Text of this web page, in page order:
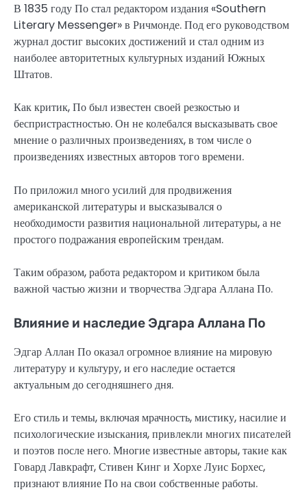
В 1835 году По стал редактором издания «Southern
Literary Messenger» в Ричмонде. Под его руководством
журнал достиг высоких достижений и стал одним из
наиболее авторитетных культурных изданий Южных
Штатов.
Как критик, По был известен своей резкостью и
беспристрастностью. Он не колебался высказывать свое
мнение о различных произведениях, в том числе о
произведениях известных авторов того времени.
По приложил много усилий для продвижения
американской литературы и высказывался о
необходимости развития национальной литературы, а не
простого подражания европейским трендам.
Таким образом, работа редактором и критиком была
важной частью жизни и творчества Эдгара Аллана По.
Влияние и наследие Эдгара Аллана По
Эдгар Аллан По оказал огромное влияние на мировую
литературу и культуру, и его наследие остается
актуальным до сегодняшнего дня.
Его стиль и темы, включая мрачность, мистику, насилие и
психологические изыскания, привлекли многих писателей
и поэтов после него. Многие известные авторы, такие как
Говард Лавкрафт, Стивен Кинг и Хорхе Луис Борхес,
признают влияние По на свои собственные работы.